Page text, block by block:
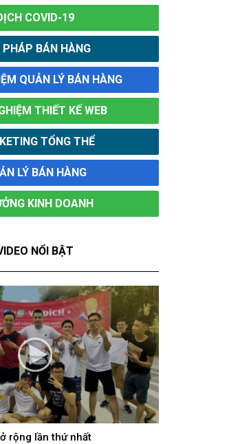
COVID-19
PHÁP BÁN HÀNG
QUẢN LÝ BÁN HÀNG
THIẾT KẾ WEB
TỔNG THỂ
LÝ BÁN HÀNG
KINH DOANH
NỔI BẬT
rộng lần thứ nhất
Việt Nam tại BNC Group trên